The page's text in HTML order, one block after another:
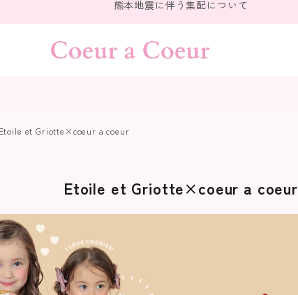
熊本地震に伴う集配について
Etoile et Griotte×coeur a coeur
Etoile et Griotte×coeur a coeur